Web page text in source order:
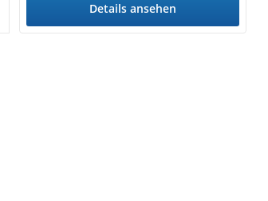
Details ansehen